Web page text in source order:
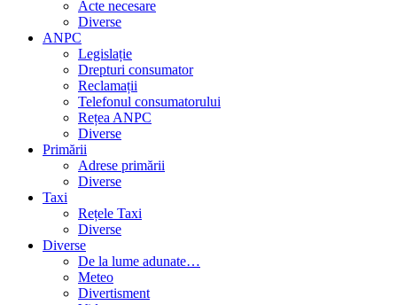
Acte necesare
Diverse
ANPC
Legislație
Drepturi consumator
Reclamații
Telefonul consumatorului
Rețea ANPC
Diverse
Primării
Adrese primării
Diverse
Taxi
Rețele Taxi
Diverse
Diverse
De la lume adunate…
Meteo
Divertisment